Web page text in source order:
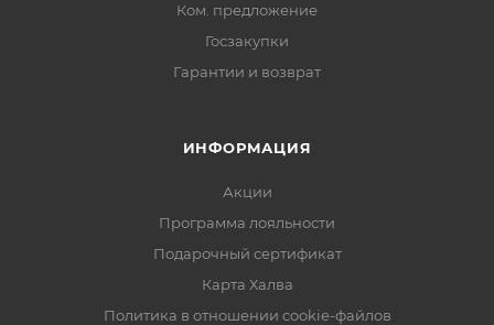
Ком. предложение
Госзакупки
Гарантии и возврат
ИНФОРМАЦИЯ
Акции
Программа лояльности
Подарочный сертификат
Карта Халва
Политика в отношении cookie-файлов